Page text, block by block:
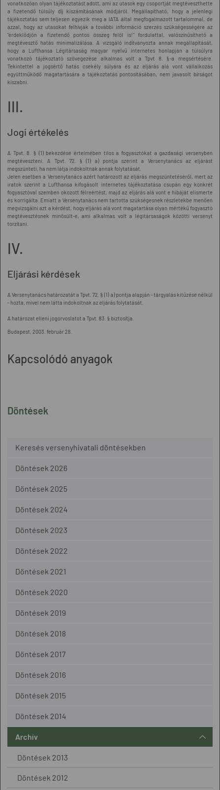
Döntések
Keresés versenyhivatali döntésekben
Döntések 2026
Döntések 2025
Döntések 2024
Döntések 2023
Döntések 2022
Döntések 2021
Döntések 2020
Döntések 2019
Döntések 2018
Döntések 2017
Döntések 2016
Döntések 2015
Döntések 2014
Archív
Döntések 2013
Döntések 2012
vonatkozóan olyan tájékoztatást adott, ami az utasok egy csoportját megtéveszthette
a fizetendő túlsúly díj kiszámításának módjáról. Megállapítható, hogy a jelenlegi
tájékoztatás sem teljesen egyezik meg a IATA által megfogalmazott tartalommal, de
azzal, hogy az utasokat felhívják a további információ szerzés szükségességére az
"érdeklődjön a fizetendő pontos összeg felöl is!" fordulattal, valószínűsíthető a
megtévesztő hatás minimalizálása. A vizsgáló indítványozta annak megállapítását,
hogy a Lufthansa Légitársaság magyar nyelvű internetes honlapján a túlsúlyra
vonatkozó tájékoztató szövegezése alkalmas volt a Tpvt 8. §-a megsértésére.
Tekintettel a jogsértő hatás csekély súlyára és az eljárás alá vont vállalkozás
együttműködő magatartására a tájékoztatás pontosításában, nem javasolt bírságot
kiszabni.
III.
Jogi értékelés
A Tpvt. 8. § (1) bekezdése értelmében tilos a fogyasztókat a gazdasági versenyben
megtéveszteni. A Tpvt. 72. § (1) a) pontja szerint a Versenytanács az eljárást
megszünteti, ha nem látja indokoltnak annak folytatását.
Jelen esetben a Versenytanács azért határozott az eljárás megszüntetéséről, mert az
iratok szerint a Lufthansa kifogásolt internetes tájékoztatása csupán egy konkrét
fogyasztóval szemben okozott félreértést, majd az eljárás alá vont e hibáját elismerte
és korrigálta. Emiatt a Versenytanács nem tartotta szükségesnek részletekbe menően
megvizsgálni azt a kérdést, hogy eljárás alá vont magatartása olyan mértékű fogyasztó
megtévesztésnek minősült-e, ami alkalmas volt a légitársaságok közötti versenyt
torzítani.
IV.
Eljárási kérdések
A Versenytanács határozatát a Tpvt. 72. § (1) a) pontja alapján - tárgyalás kitűzése nélkül
- hozta, mivel nem látta indokoltnak az eljárás folytatását.
A határozat elleni jogorvoslatot a Tpvt. 83. § biztosítja.
Budapest, 2003. február 28.
Kapcsolódó anyagok